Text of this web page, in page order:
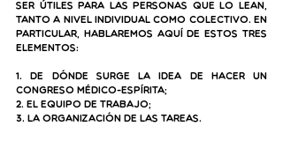
ser útiles para las personas que lo lean,
tanto a nivel individual como colectivo. En
particular, hablaremos aquí de estos tres
elementos:
1. De dónde surge la idea de hacer un
congreso médico-espírita;
2. El equipo de trabajo;
3. La organización de las tareas.